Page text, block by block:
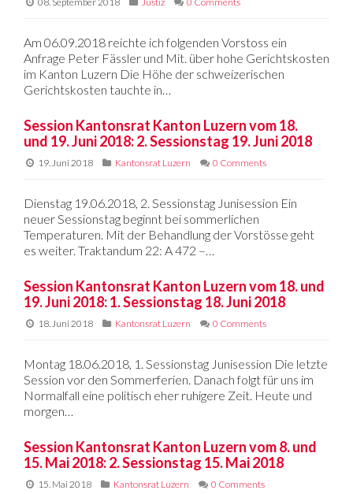
Am 06.09.2018 reichte ich folgenden Vorstoss ein
Anfrage Peter Fässler und Mit. über hohe Gerichtskosten
im Kanton Luzern Die Höhe der schweizerischen
Gerichtskosten tauchte in…
Session Kantonsrat Kanton Luzern vom 18.
und 19. Juni 2018: 2. Sessionstag 19. Juni 2018
19. Juni 2018 Kantonsrat Luzern 0 Comments
Dienstag 19.06.2018, 2. Sessionstag Junisession Ein
neuer Sessionstag beginnt bei sommerlichen
Temperaturen. Mit der Behandlung der Vorstösse geht
es weiter. Traktandum 22: A 472 –…
Session Kantonsrat Kanton Luzern vom 18. und
19. Juni 2018: 1. Sessionstag 18. Juni 2018
18. Juni 2018 Kantonsrat Luzern 0 Comments
Montag 18.06.2018, 1. Sessionstag Junisession Die letzte
Session vor den Sommerferien. Danach folgt für uns im
Normalfall eine politisch eher ruhigere Zeit. Heute und
morgen…
Session Kantonsrat Kanton Luzern vom 8. und
15. Mai 2018: 2. Sessionstag 15. Mai 2018
15. Mai 2018 Kantonsrat Luzern 0 Comments